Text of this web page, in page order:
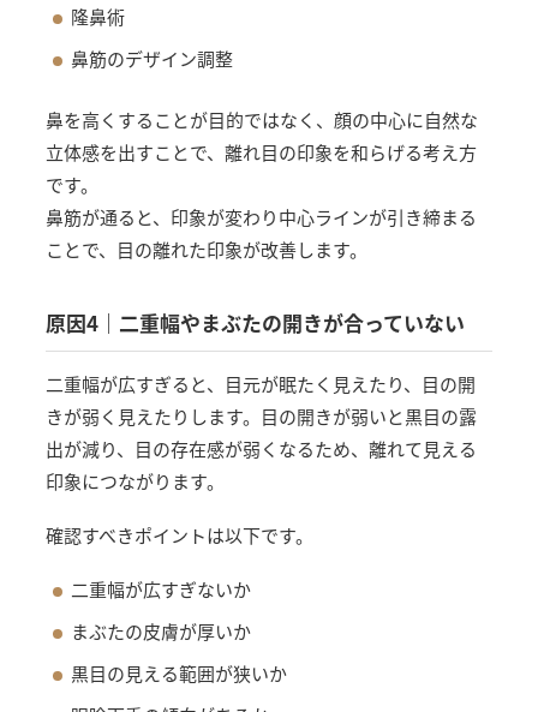
隆鼻術
鼻筋のデザイン調整
鼻を高くすることが目的ではなく、顔の中心に自然な
立体感を出すことで、離れ目の印象を和らげる考え方
です。
鼻筋が通ると、印象が変わり中心ラインが引き締まる
ことで、目の離れた印象が改善します。
原因4｜二重幅やまぶたの開きが合っていない
二重幅が広すぎると、目元が眠たく見えたり、目の開
きが弱く見えたりします。目の開きが弱いと黒目の露
出が減り、目の存在感が弱くなるため、離れて見える
印象につながります。
確認すべきポイントは以下です。
二重幅が広すぎないか
まぶたの皮膚が厚いか
黒目の見える範囲が狭いか